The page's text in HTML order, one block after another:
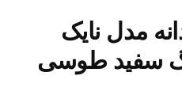
مدل نایک